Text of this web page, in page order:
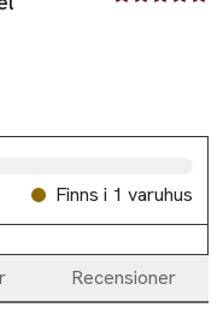
Finns i 1 varuhus
Recensioner